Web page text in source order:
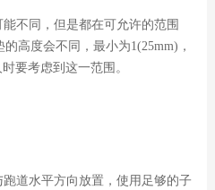
不同，但是都在可允许的范围
高度会不同，最小为1(25mm)，
要考虑到这一范围。
道水平方向放置，使用足够的子